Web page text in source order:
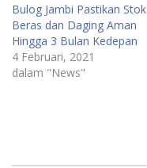
Bulog Jambi Pastikan Stok
Beras dan Daging Aman
Hingga 3 Bulan Kedepan
4 Februari, 2021
dalam "News"